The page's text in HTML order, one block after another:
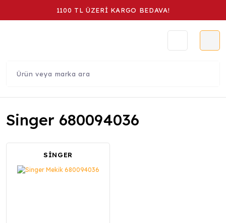
1100 TL ÜZERİ KARGO BEDAVA!
Singer 680094036
SİNGER